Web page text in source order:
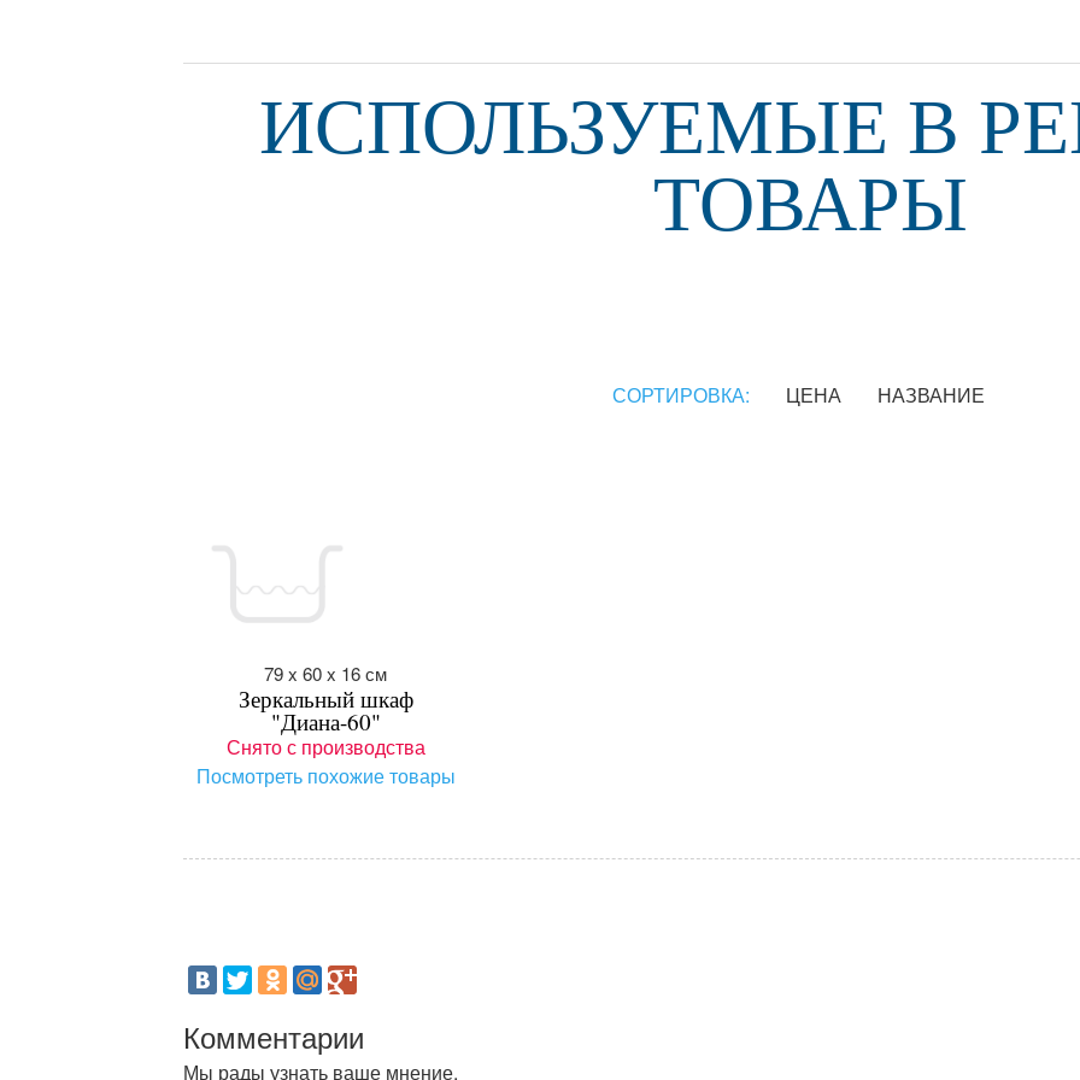
ИСПОЛЬЗУЕМЫЕ В
ТОВАРЫ
СОРТИРОВКА: ЦЕНА НАЗВАНИЕ
79 x 60 x 16 см
Зеркальный шкаф
"Диана-60"
Снято с производства
Посмотреть похожие товары
Комментарии
Мы рады узнать ваше мнение.